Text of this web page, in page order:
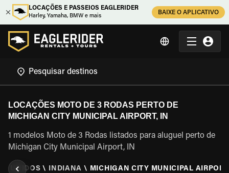
LOCAÇÕES E PASSEIOS EAGLERIDER
Harley, Yamaha, BMW e mais
BAIXE O APLICATIVO
LOCAÇÕES MOTO DE 3 RODAS PERTO DE
MICHIGAN CITY MUNICIPAL AIRPORT, IN
1 modelos Moto de 3 Rodas listados para aluguel perto de
Michigan City Municipal Airport, IN
UNIDOS \ INDIANA \ MICHIGAN CITY MUNICIPAL